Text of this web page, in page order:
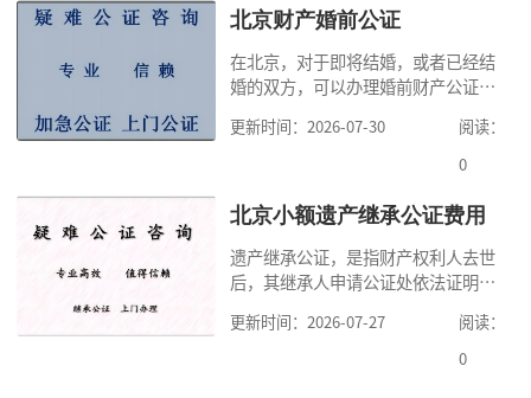
家，办理公证的时候除了需要按照公
道北京公证需要什么材料,北京公证需
要多少钱？北京公
北京财产婚前公证
在北京，对于即将结婚，或者已经结
婚的双方，可以办理婚前财产公证，
式，可以避免个人财产引发的纠纷，
但是，在北京办理婚前财产公证，除
料外，公证咨询告诉大家，我们有必
京婚前财产公证机构？了解这些不仅
有利于我们根
更新时间：2026-07-30
阅读：
0
北京小额遗产继承公证费用
遗产继承公证，是指财产权利人去世
后，其继承人申请公证处依法证明继
的证明活动。通过公证，继承人可以
拿着享有继承权的公证书办理遗产过
更新时间：2026-07-27
阅读：
0